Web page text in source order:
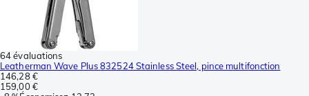
64 évaluations
Leatherman Wave Plus 832524 Stainless Steel, pince multifonction
146,28 €
159,00 €